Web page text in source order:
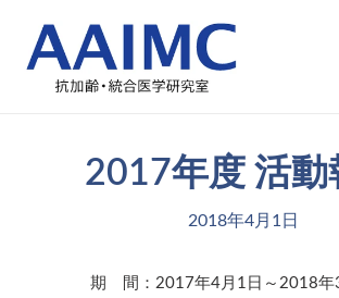
2017年度 活動
2018年4月1日
期 間：2017年4月1日～2018年